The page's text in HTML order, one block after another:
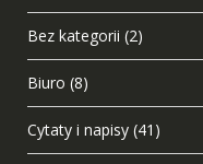
Bez kategorii (2)
Biuro (8)
Cytaty i napisy (41)